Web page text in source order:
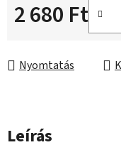
2 680 Ft
Nyomtatás
Leírás